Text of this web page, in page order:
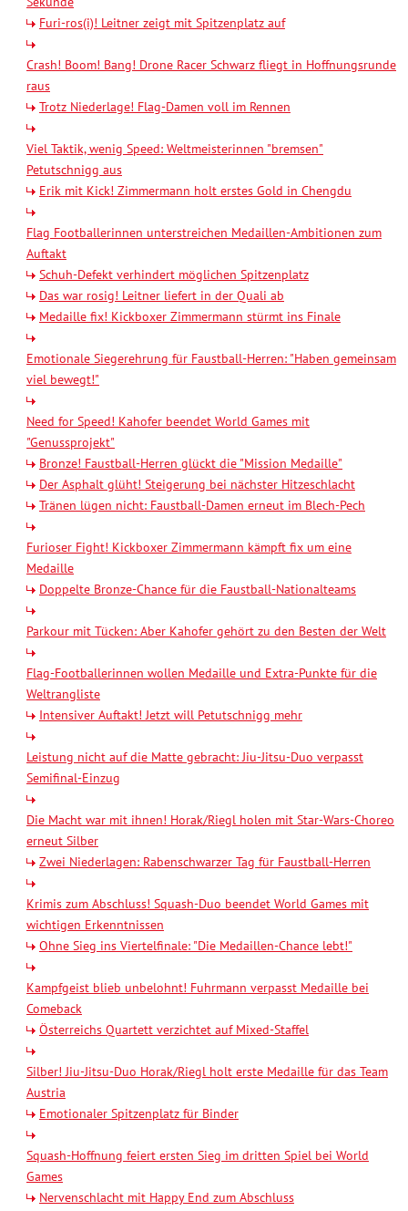
Furi-ros(i)! Leitner zeigt mit Spitzenplatz auf
Crash! Boom! Bang! Drone Racer Schwarz fliegt in Hoffnungsrunde
raus
Trotz Niederlage! Flag-Damen voll im Rennen
Viel Taktik, wenig Speed: Weltmeisterinnen "bremsen"
Petutschnigg aus
Erik mit Kick! Zimmermann holt erstes Gold in Chengdu
Flag Footballerinnen unterstreichen Medaillen-Ambitionen zum
Auftakt
Schuh-Defekt verhindert möglichen Spitzenplatz
Das war rosig! Leitner liefert in der Quali ab
Medaille fix! Kickboxer Zimmermann stürmt ins Finale
Emotionale Siegerehrung für Faustball-Herren: "Haben gemeinsam
viel bewegt!"
Need for Speed! Kahofer beendet World Games mit
"Genussprojekt"
Bronze! Faustball-Herren glückt die "Mission Medaille"
Der Asphalt glüht! Steigerung bei nächster Hitzeschlacht
Tränen lügen nicht: Faustball-Damen erneut im Blech-Pech
Furioser Fight! Kickboxer Zimmermann kämpft fix um eine
Medaille
Doppelte Bronze-Chance für die Faustball-Nationalteams
Parkour mit Tücken: Aber Kahofer gehört zu den Besten der Welt
Flag-Footballerinnen wollen Medaille und Extra-Punkte für die
Weltrangliste
Intensiver Auftakt! Jetzt will Petutschnigg mehr
Leistung nicht auf die Matte gebracht: Jiu-Jitsu-Duo verpasst
Semifinal-Einzug
Die Macht war mit ihnen! Horak/Riegl holen mit Star-Wars-Choreo
erneut Silber
Zwei Niederlagen: Rabenschwarzer Tag für Faustball-Herren
Krimis zum Abschluss! Squash-Duo beendet World Games mit
wichtigen Erkenntnissen
Ohne Sieg ins Viertelfinale: "Die Medaillen-Chance lebt!"
Kampfgeist blieb unbelohnt! Fuhrmann verpasst Medaille bei
Comeback
Österreichs Quartett verzichtet auf Mixed-Staffel
Silber! Jiu-Jitsu-Duo Horak/Riegl holt erste Medaille für das Team
Austria
Emotionaler Spitzenplatz für Binder
Squash-Hoffnung feiert ersten Sieg im dritten Spiel bei World
Games
Nervenschlacht mit Happy End zum Abschluss